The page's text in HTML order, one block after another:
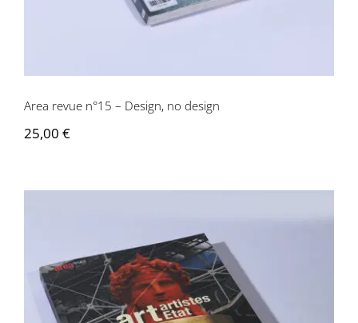
Area revue n°15 – Design, no design
25,00 €